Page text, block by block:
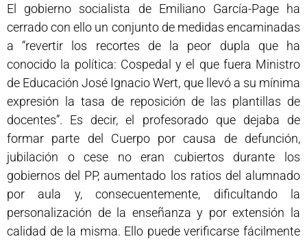
El gobierno socialista de Emiliano García-Page ha
cerrado con ello un conjunto de medidas encaminadas
a “revertir los recortes de la peor dupla que ha
conocido la política: Cospedal y el que fuera Ministro
de Educación José Ignacio Wert, que llevó a su mínima
expresión la tasa de reposición de las plantillas de
docentes”. Es decir, el profesorado que dejaba de
formar parte del Cuerpo por causa de defunción,
jubilación o cese no eran cubiertos durante los
gobiernos del PP, aumentado los ratios del alumnado
por aula y, consecuentemente, dificultando la
personalización de la enseñanza y por extensión la
calidad de la misma. Ello puede verificarse fácilmente